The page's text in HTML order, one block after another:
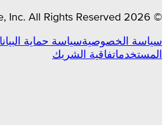
©
2026
, Inc. All Rights Reserved
سياسة الخصوصيةسياسة حماية البيانات
المستخدماتفاقية الشريك